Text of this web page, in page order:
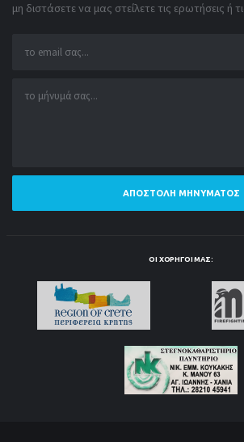
μη διστάσετε να μας στείλετε τις ερωτήσεις ή
ΑΠΟΣΤΟΛΉ ΜΗΝΎΜΑΤΟΣ
ΟΙ ΧΟΡΗΓΟΊ ΜΑΣ: